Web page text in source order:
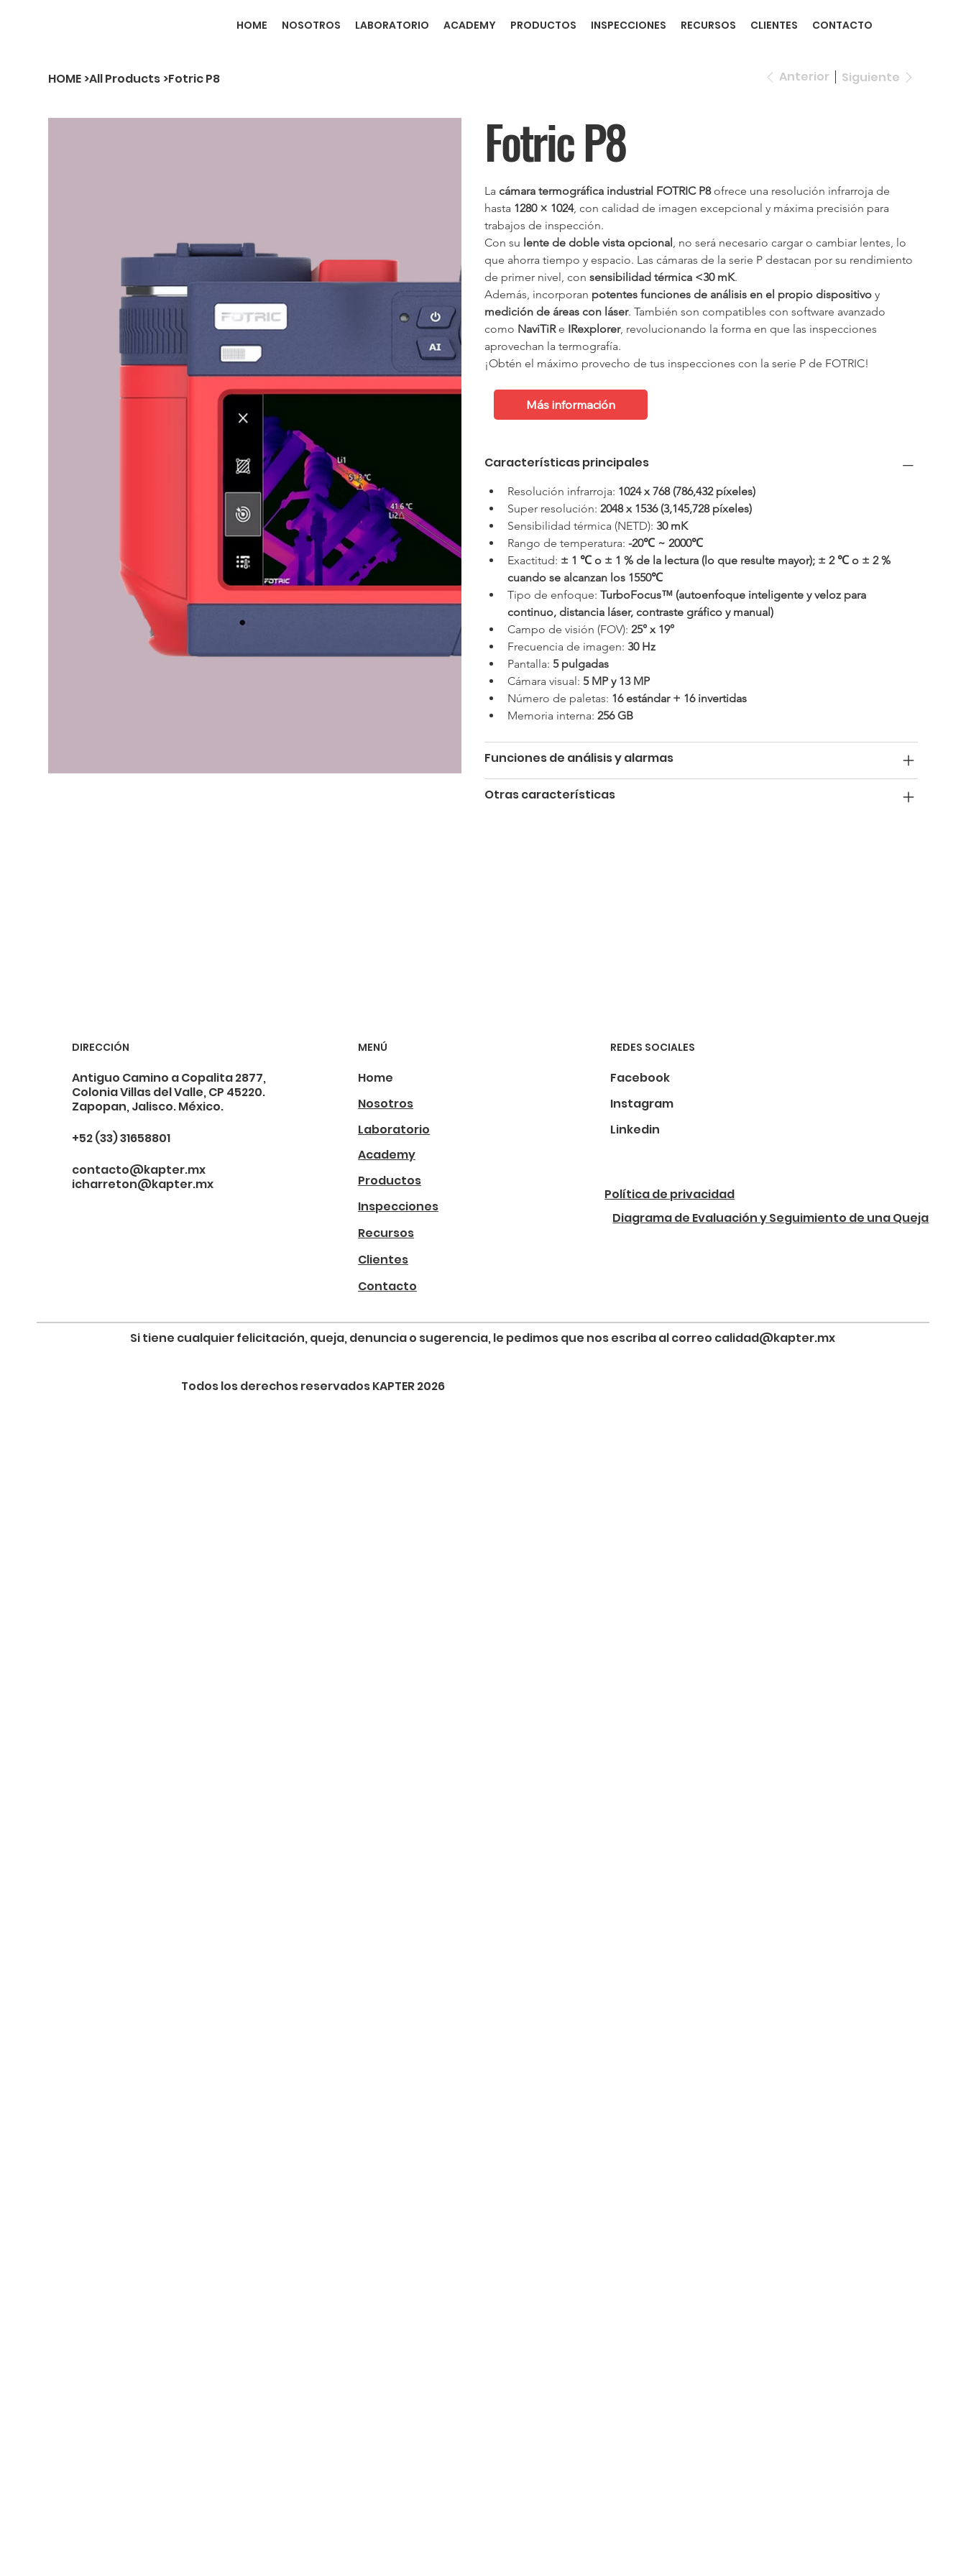
HOME NOSOTROS LABORATORIO ACADEMY PRODUCTOS INSPECCIONES RECURSOS CLIENTES CONTACTO
HOME>All Products>Fotric P8 Anterior Siguiente
Fotric P8
La cámara termográfica industrial FOTRIC P8 ofrece una resolución infrarroja de
hasta 1280 × 1024, con calidad de imagen excepcional y máxima precisión para
trabajos de inspección.
Con su lente de doble vista opcional , no será necesario cargar o cambiar lentes, lo
que ahorra tiempo y espacio. Las cámaras de la serie P destacan por su rendimiento
de primer nivel, con sensibilidad térmica <30 mK.
Además, incorporan potentes funciones de análisis en el propio dispositivo y
medición de áreas con láser. También son compatibles con software avanzado
como NaviTiR e IRexplorer, revolucionando la forma en que las inspecciones
aprovechan la termografía.
¡Obtén el máximo provecho de tus inspecciones con la serie P de FOTRIC!
Ficha Técnica
Características principales
Resolución infrarroja: 1024 x 768 (786,432 píxeles)
Super resolución: 2048 x 1536 (3,145,728 píxeles)
Sensibilidad térmica (NETD): 30 mK
Rango de temperatura: -20℃ ~ 2000℃
Exactitud: ± 1 ℃ o ± 1 % de la lectura (lo que resulte mayor); ± 2 ℃ o ± 2 %
cuando se alcanzan los 1550℃
Tipo de enfoque: TurboFocus™ (autoenfoque inteligente y veloz para
continuo, distancia láser, contraste gráfico y manual)
Campo de visión (FOV): 25° x 19°
Frecuencia de imagen: 30 Hz
Pantalla: 5 pulgadas
Cámara visual: 5 MP y 13 MP
Número de paletas: 16 estándar + 16 invertidas
Memoria interna: 256 GB
Funciones de análisis y alarmas
Otras características
Más información
DIRECCIÓN
Antiguo Camino a Copalita 2877,
Colonia Villas del Valle, CP 45220.
Zapopan, Jalisco. México.
+52 (33) 31658801
contacto@kapter.mx
icharreton@kapter.mx
MENÚ
Home
Nosotros
Laboratorio
Academy
Productos
Inspecciones
Recursos
Clientes
Contacto
REDES SOCIALES
Facebook
Linkedin
Instagram
Política de privacidad
Diagrama de Evaluación y Seguimiento de una Queja
Si tiene cualquier felicitación, queja, denuncia o sugerencia, le pedimos que nos escriba al correo calidad@kapter.mx
Todos los derechos reservados KAPTER 2026